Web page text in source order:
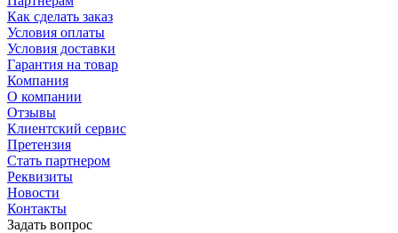
Как сделать заказ
Условия оплаты
Условия доставки
Гарантия на товар
Компания
О компании
Отзывы
Клиентский сервис
Претензия
Стать партнером
Реквизиты
Новости
Контакты
Задать вопрос